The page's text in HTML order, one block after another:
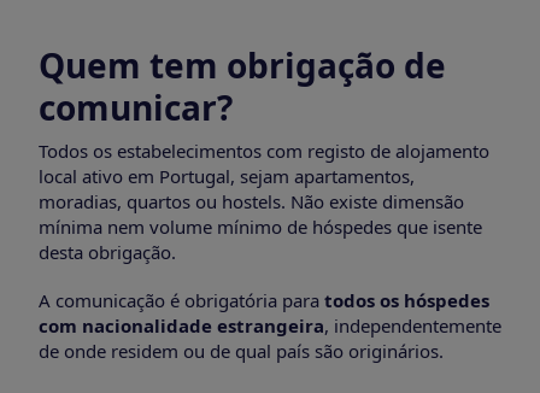
Quem tem obrigação de
comunicar?
Todos os estabelecimentos com registo de alojamento
local ativo em Portugal, sejam apartamentos,
moradias, quartos ou hostels. Não existe dimensão
mínima nem volume mínimo de hóspedes que isente
desta obrigação.
A comunicação é obrigatória para todos os hóspedes
com nacionalidade estrangeira, independentemente
de onde residem ou de qual país são originários.